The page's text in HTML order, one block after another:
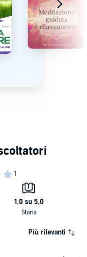
le sue caratteristiche
da includere nel
Più rilevanti